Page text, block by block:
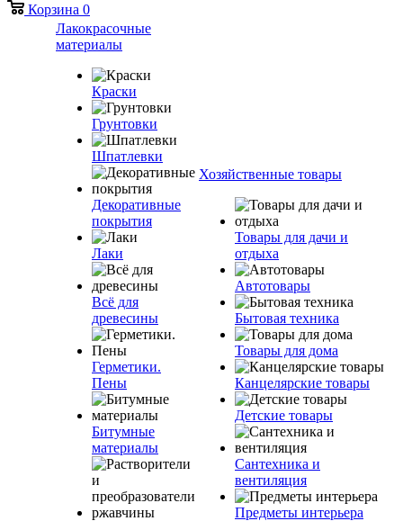
Корзина 0
Лакокрасочные
материалы
Краски
Грунтовки
Шпатлевки
Декоративные
покрытия
Лаки
Всё для
древесины
Герметики.
Пены
Битумные
материалы
Хозяйственные товары
Товары для дачи и
отдыха
Автотовары
Бытовая техника
Товары для дома
Канцелярские товары
Детские товары
Сантехника и
вентиляция
Предметы интерьера